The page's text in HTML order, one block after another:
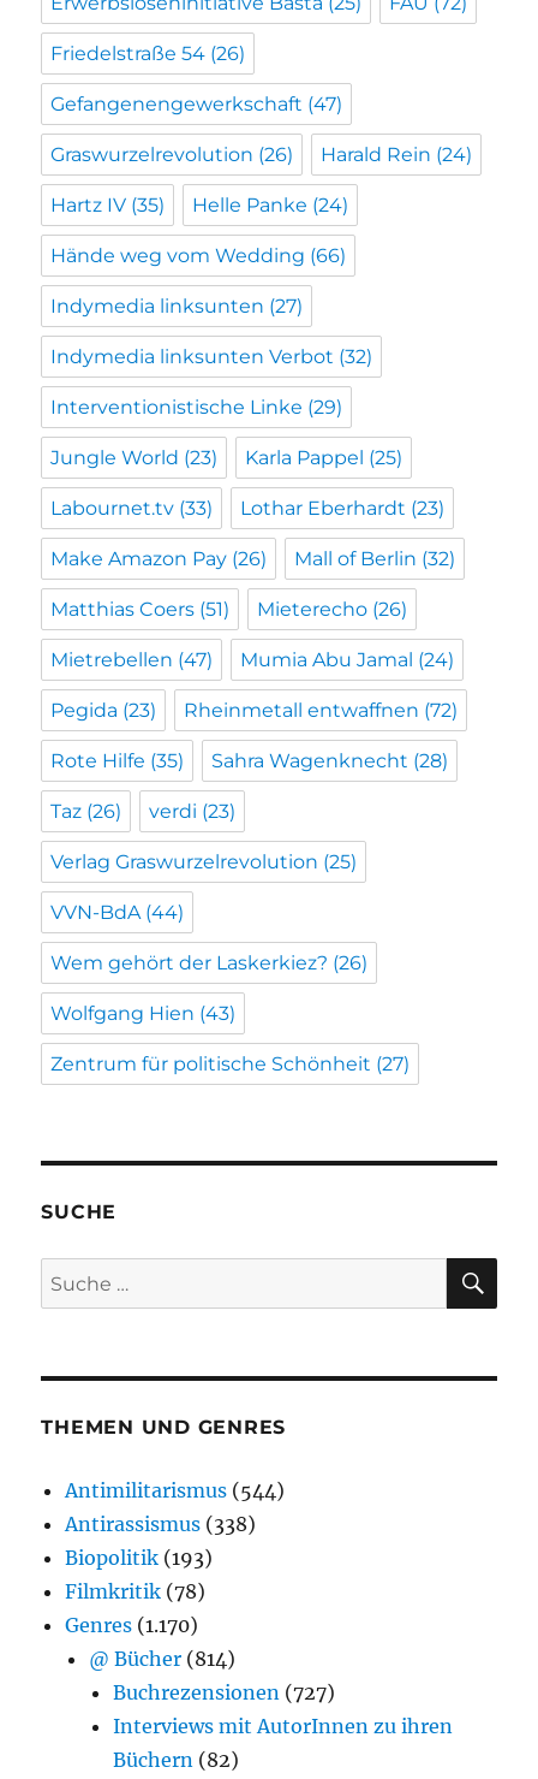
Friedelstraße 54 (26)
Gefangenengewerkschaft (47)
Graswurzelrevolution (26) Harald Rein (24)
Hartz IV (35) Helle Panke (24)
Hände weg vom Wedding (66)
Indymedia linksunten (27)
Indymedia linksunten Verbot (32)
Interventionistische Linke (29)
Jungle World (23) Karla Pappel (25)
Labournet.tv (33) Lothar Eberhardt (23)
Make Amazon Pay (26) Mall of Berlin (32)
Matthias Coers (51) Mieterecho (26)
Mietrebellen (47) Mumia Abu Jamal (24)
Pegida (23) Rheinmetall entwaffnen (72)
Rote Hilfe (35) Sahra Wagenknecht (28)
Taz (26) verdi (23)
Verlag Graswurzelrevolution (25)
VVN-BdA (44)
Wem gehört der Laskerkiez? (26)
Wolfgang Hien (43)
Zentrum für politische Schönheit (27)
SUCHE
Suche
nach:
THEMEN UND GENRES
Antimilitarismus (544)
Antirassismus (338)
Biopolitik (193)
Filmkritik (78)
Genres (1.170)
@ Bücher (814)
Buchrezensionen (727)
Interviews mit AutorInnen zu ihren
Büchern (82)